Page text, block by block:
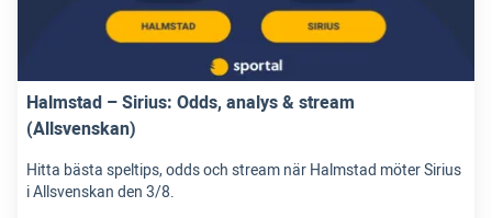
Halmstad – Sirius: Odds, analys & stream
(Allsvenskan)
Hitta bästa speltips, odds och stream när Halmstad möter Sirius
i Allsvenskan den 3/8.